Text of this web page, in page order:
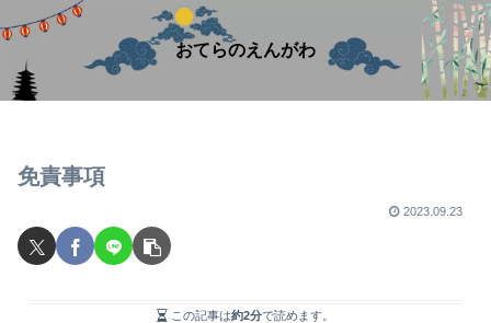
おてらのえんがわ
免責事項
2023.09.23
この記事は約2分で読めます。